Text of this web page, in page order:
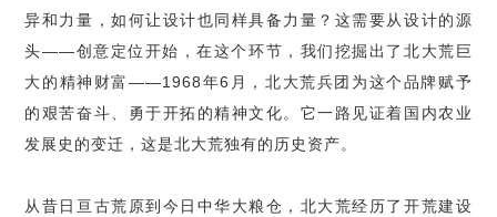
异和力量，如何让设计也同样具备力量？这需要从设计的源
头——创意定位开始，在这个环节，我们挖掘出了北大荒巨
大的精神财富——1968年6 月，北大荒兵团为这个品牌赋予
的艰苦奋斗、勇于开拓的精神文化。它一路见证着国内农业
发展史的变迁，这是北大荒独有的历史资产。
从昔日亘古荒原到今日中华大粮仓，北大荒经历了开荒建设